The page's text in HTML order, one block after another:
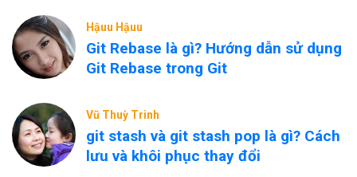
Hậuu Hậuu
Git Rebase là gì? Hướng dẫn sử dụng
Git Rebase trong Git
Vũ Thuỳ Trinh
git stash và git stash pop là gì? Cách
lưu và khôi phục thay đổi